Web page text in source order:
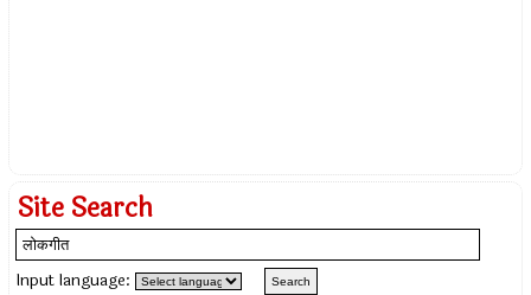
Site Search
Input language: